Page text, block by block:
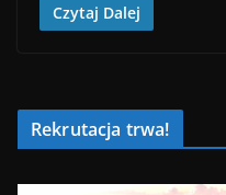
Czytaj Dalej
Rekrutacja trwa!